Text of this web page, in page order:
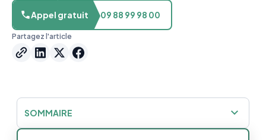
Appel gratuit 09 88 99 98 00
Partagez l'article
SOMMAIRE